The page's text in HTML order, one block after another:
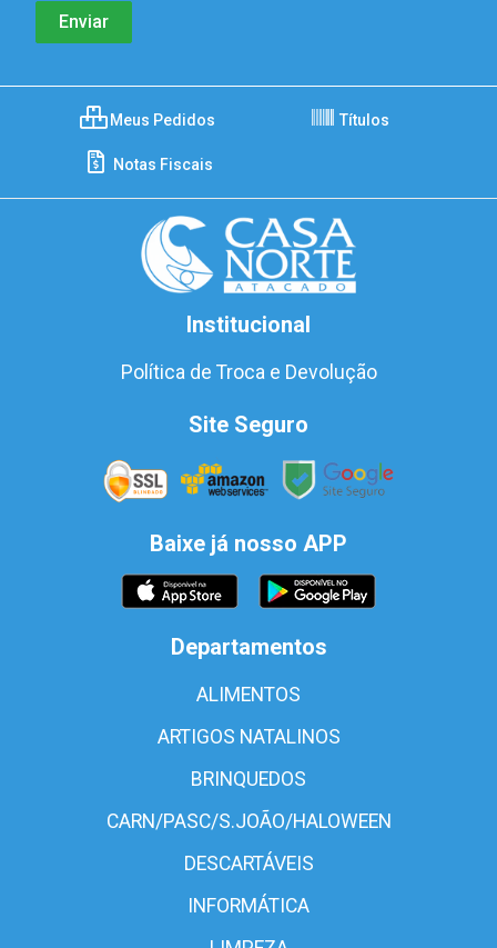
Meus Pedidos Títulos
Notas Fiscais
Institucional
Política de Troca e Devolução
Site Seguro
Baixe já nosso APP
Departamentos
ALIMENTOS
ARTIGOS NATALINOS
BRINQUEDOS
CARN/PASC/S.JOÃO/HALOWEEN
DESCARTÁVEIS
INFORMÁTICA